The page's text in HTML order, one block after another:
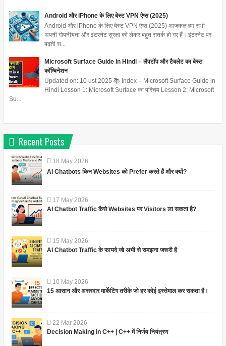
Android और iPhone के लिए बेस्ट VPN ऐप्स (2025)
Android और iPhone के लिए बेस्ट VPN ऐप्स (2025) आजकल हम सभी
अपनी गोपनीयता और इंटरनेट सुरक्षा को लेकर बहुत सतर्क हो गए हैं। इंटरनेट पर
बढ़ती स...
Microsoft Surface Guide in Hindi – लैपटॉप और टैबलेट का बेस्ट
कॉम्बिनेशन
Updated on: 10 ust 2025 📚 Index – Microsoft Surface Guide in
Hindi Lesson 1: Microsoft Surface का परिचय Lesson 2: Microsoft
Su...
Recent Posts
18 May 2026
AI Chatbots किन Websites को Prefer करते हैं और क्यों?
17 May 2026
AI Chatbot Traffic कैसे Websites पर Visitors ला सकता है?
15 May 2026
AI Chatbot Traffic के फायदे जो अभी से समझना जरूरी है
10 May 2026
15 आसान और असरदार मार्केटिंग तरीके जो हर कोई इस्तेमाल कर सकता है।
22 Mar 2026
Decision Making in C++ | C++ में निर्णय नियंत्रण